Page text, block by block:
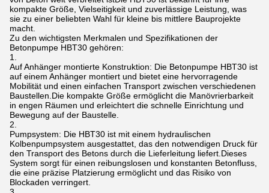
kompakte Größe, Vielseitigkeit und zuverlässige Leistung, was
sie zu einer beliebten Wahl für kleine bis mittlere Bauprojekte
macht.
Zu den wichtigsten Merkmalen und Spezifikationen der
Betonpumpe HBT30 gehören:
Auf Anhänger montierte Konstruktion: Die Betonpumpe HBT30 ist
auf einem Anhänger montiert und bietet eine hervorragende
Mobilität und einen einfachen Transport zwischen verschiedenen
Baustellen.Die kompakte Größe ermöglicht die Manövrierbarkeit
in engen Räumen und erleichtert die schnelle Einrichtung und
Bewegung auf der Baustelle.
Pumpsystem: Die HBT30 ist mit einem hydraulischen
Kolbenpumpsystem ausgestattet, das den notwendigen Druck für
den Transport des Betons durch die Lieferleitung liefert.Dieses
System sorgt für einen reibungslosen und konstanten Betonfluss,
die eine präzise Platzierung ermöglicht und das Risiko von
Blockaden verringert.